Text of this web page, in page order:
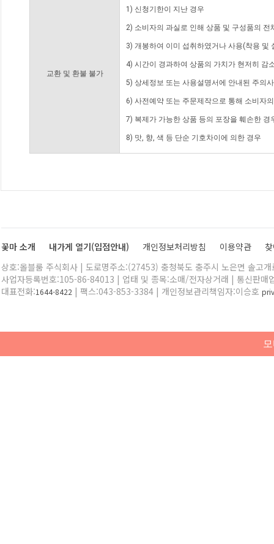
교환 및 환불 불가
1) 신청기한이 지난 경우
2) 소비자의 과실로 인해 상품 및 구성품의
3) 개봉하여 이미 섭취하였거나 사용(착용 및
4) 시간이 경과하여 상품의 가치가 현저히 감
5) 상세정보 또는 사용설명서에 안내된 주의
6) 사전예약 또는 주문제작으로 통해 소비자
7) 복제가 가능한 상품 등의 포장을 훼손한 경
8) 맛, 향, 색 등 단순 기호차이에 의한 경우
꽃마 소개 내가게 열기(입점안내) 개인정보처리방침 이용약관
상호:올블룸 주식회사 | 도로명주소:(27453) 충청북도 충주시 노은면 솔고
사업자등록번호:105-86-84013 | 업태 및 종목:소매/전자상거래 | 통신판매
대표전화:1644-8422 | 팩스:043-853-3384 | 개인정보관리책임자:이승호